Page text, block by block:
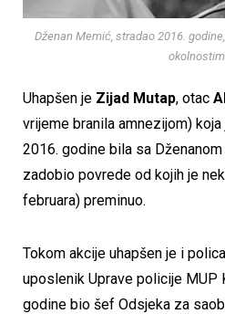
Dženan Memić, stradao 2016.
Uhapšen je Zijad Mutap, otac
vrijeme branila amnezijom)
2016. godine bila sa
zadobio povrede od kojih je
februara) preminuo.
Tokom akcije uhapšen je i
uposlenik Uprave policije MUP
godine bio šef Odsjeka za